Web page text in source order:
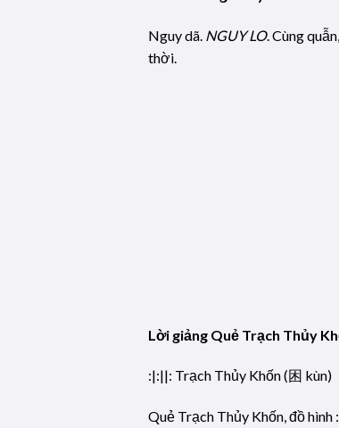
Nguy dã. NGUY LO. Cùng
thời.
Lời giảng Quẻ Trạch Thủy
:|:||: Trạch Thủy Khốn (困 kùn)
Quẻ Trạch Thủy Khốn, đồ